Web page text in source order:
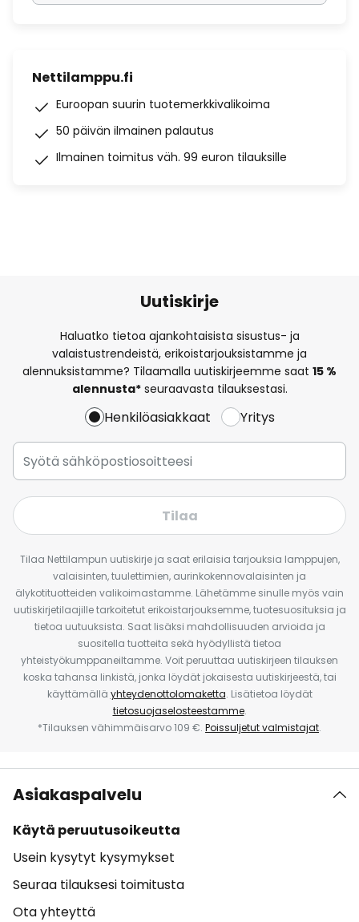
Nettilamppu.fi
Euroopan suurin tuotemerkkivalikoima
50 päivän ilmainen palautus
Ilmainen toimitus väh. 99 euron tilauksille
Uutiskirje
Haluatko tietoa ajankohtaisista sisustus- ja
valaistustrendeistä, erikoistarjouksistamme ja
alennuksistamme? Tilaamalla uutiskirjeemme saat 15 %
alennusta*seuraavasta tilauksestasi.
Henkilöasiakkaat Yritys
Tilaa
Tilaa Nettilampun uutiskirje ja saat erilaisia tarjouksia lamppujen,
valaisinten, tuulettimien, aurinkokennovalaisinten ja
älykotituotteiden valikoimastamme. Lähetämme sinulle myös vain
uutiskirjetilaajille tarkoitetut erikoistarjouksemme, tuotesuosituksia ja
tietoa uutuuksista. Saat lisäksi mahdollisuuden arvioida ja
suositella tuotteita sekä hyödyllistä tietoa
yhteistyökumppaneiltamme. Voit peruuttaa uutiskirjeen tilauksen
koska tahansa linkistä, jonka löydät jokaisesta uutiskirjeestä, tai
käyttämällä yhteydenottolomaketta. Lisätietoa löydät
tietosuojaselosteestamme.
*Tilauksen vähimmäisarvo 109 €. Poissuljetut valmistajat.
Asiakaspalvelu
Käytä peruutusoikeutta
Usein kysytyt kysymykset
Seuraa tilauksesi toimitusta
Ota yhteyttä